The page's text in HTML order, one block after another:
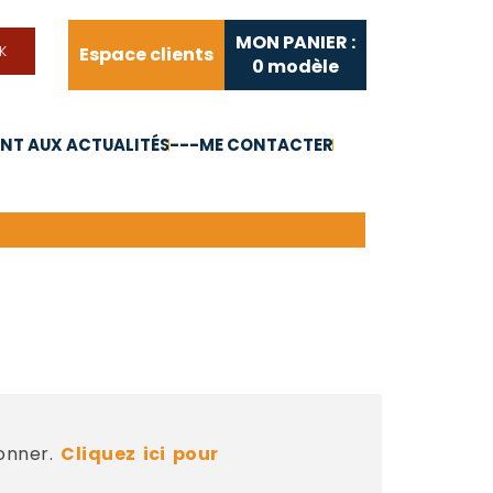
Espace clients
MON PANIER :
0 modèle
AUX ACTUALITÉS---ME CONTACTER
Cliquez ici pour